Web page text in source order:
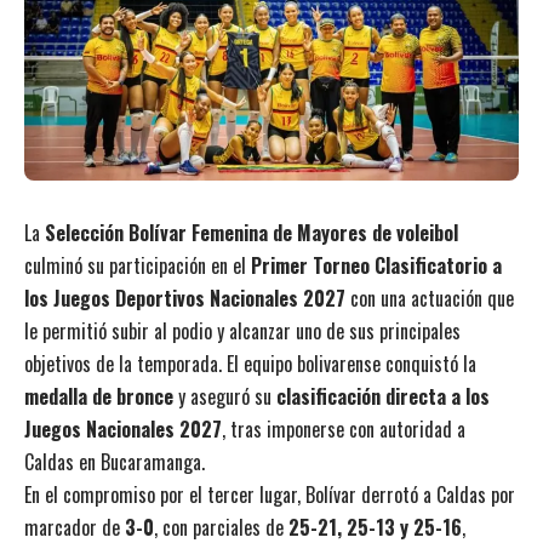
La Selección Bolívar Femenina de Mayores de voleibol
culminó su participación en el Primer Torneo Clasificatorio a
los Juegos Deportivos Nacionales 2027 con una actuación que
le permitió subir al podio y alcanzar uno de sus principales
objetivos de la temporada. El equipo bolivarense conquistó la
medalla de broncey aseguró su clasificación directa a los
Juegos Nacionales 2027, tras imponerse con autoridad a
Caldas en Bucaramanga.
En el compromiso por el tercer lugar, Bolívar derrotó a Caldas por
marcador de 3-0, con parciales de 25-21, 25-13 y 25-16,